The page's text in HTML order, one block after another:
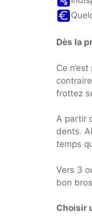
Dès la
Ce
frottez
A partir
dents.
temps
Vers 3
bon
Choisir